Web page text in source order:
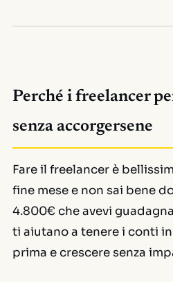
Perché i freelancer
senza accorgersene
Fare il freelancer è
fine mese e non sai bene
4.800€ che avevi
ti aiutano a tenere i conti
prima e crescere senza